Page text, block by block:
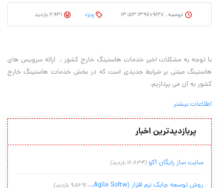
دوشنبه , ۱۳۹۱/۰۹/۲۷ ۱۳:۵۳ وِیژه
با توجه به مشکلات اخیر خدمات هاستینگ خارج کشور ، ارائه سرویس های
هاستینگ مبتنی بر شرایط جدیدی است که در بخش خدمات هاستینگ خارج
کشور به آن می پردازیم.
اطلاعات بیشتر
پربازدیدترین اخبار
سایت ساز رایگان آکو (16,834 بازدید)
روش توسعه چابک نرم افزار (Agile Softw... (9,569 بازدید)